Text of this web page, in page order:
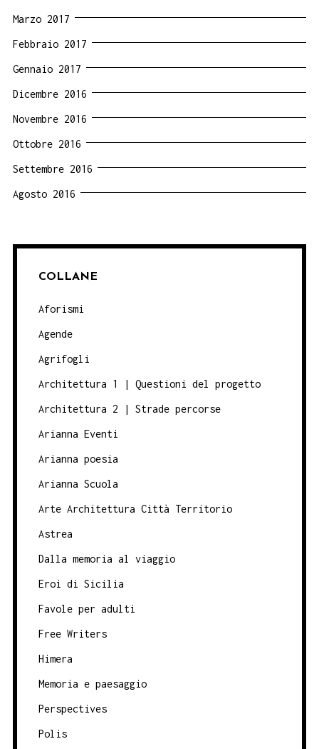
Marzo 2017
Febbraio 2017
Gennaio 2017
Dicembre 2016
Novembre 2016
Ottobre 2016
Settembre 2016
Agosto 2016
COLLANE
Aforismi
Agende
Agrifogli
Architettura 1 | Questioni del progetto
Architettura 2 | Strade percorse
Arianna Eventi
Arianna poesia
Arianna Scuola
Arte Architettura Città Territorio
Astrea
Dalla memoria al viaggio
Eroi di Sicilia
Favole per adulti
Free Writers
Himera
Memoria e paesaggio
Perspectives
Polis